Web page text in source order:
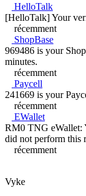
HelloTalk
[HelloTalk] Your
récemment
ShopBase
969486 is your
minutes.
récemment
Paycell
241669 is your
récemment
EWallet
RM0 TNG eWallet:
did not perform this
récemment
Vyke